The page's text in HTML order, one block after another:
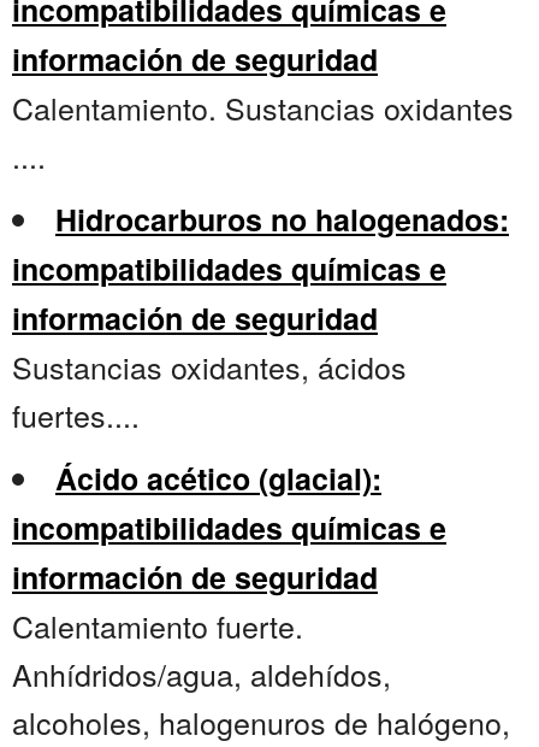
incompatibilidades químicas e
información de seguridad
Calentamiento. Sustancias oxidantes
....
Hidrocarburos no halogenados:
incompatibilidades químicas e
información de seguridad
Sustancias oxidantes, ácidos
fuertes....
Ácido acético (glacial):
incompatibilidades químicas e
información de seguridad
Calentamiento fuerte.
Anhídridos/agua, aldehídos,
alcoholes, halogenuros de halógeno,